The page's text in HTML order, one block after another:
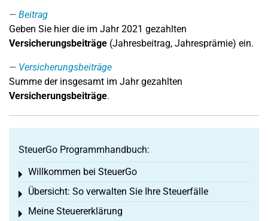
Beitrag
Geben Sie hier die im Jahr 2021 gezahlten
Versicherungsbeiträge (Jahresbeitrag, Jahresprämie) ein.
Versicherungsbeiträge
Summe der insgesamt im Jahr gezahlten
Versicherungsbeiträge.
SteuerGo Programmhandbuch:
Willkommen bei SteuerGo
Toggle menu
Übersicht: So verwalten Sie Ihre Steuerfälle
Toggle menu
Meine Steuererklärung
Toggle menu